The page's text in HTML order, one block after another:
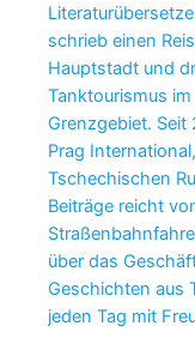
schrieb einen
Hauptstadt und
Tanktourismus
Grenzgebiet. Seit
Prag
Tschechischen
Beiträge reicht
über das
Geschichten aus
jeden Tag mit